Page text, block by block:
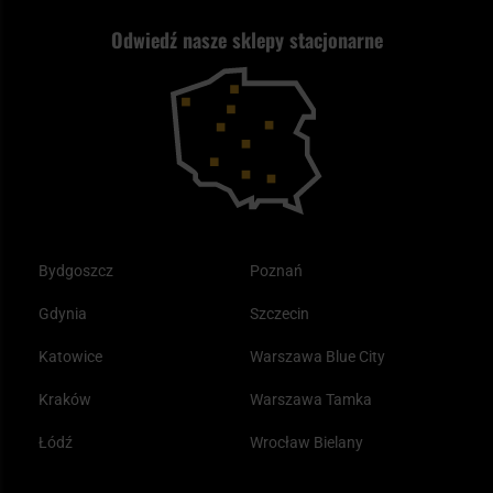
Reklamacje i gwarancja
Odwiedź nasze sklepy stacjonarne
Bydgoszcz
Gdynia
Katowice
Kraków
Łódź
Poznań
Szczecin
Warszawa Blue City
Warszawa Tamka
Wrocław Bielany
Kupony i kody rabatowe
Plecak ewakuacyjny preppersa
Samoobrona